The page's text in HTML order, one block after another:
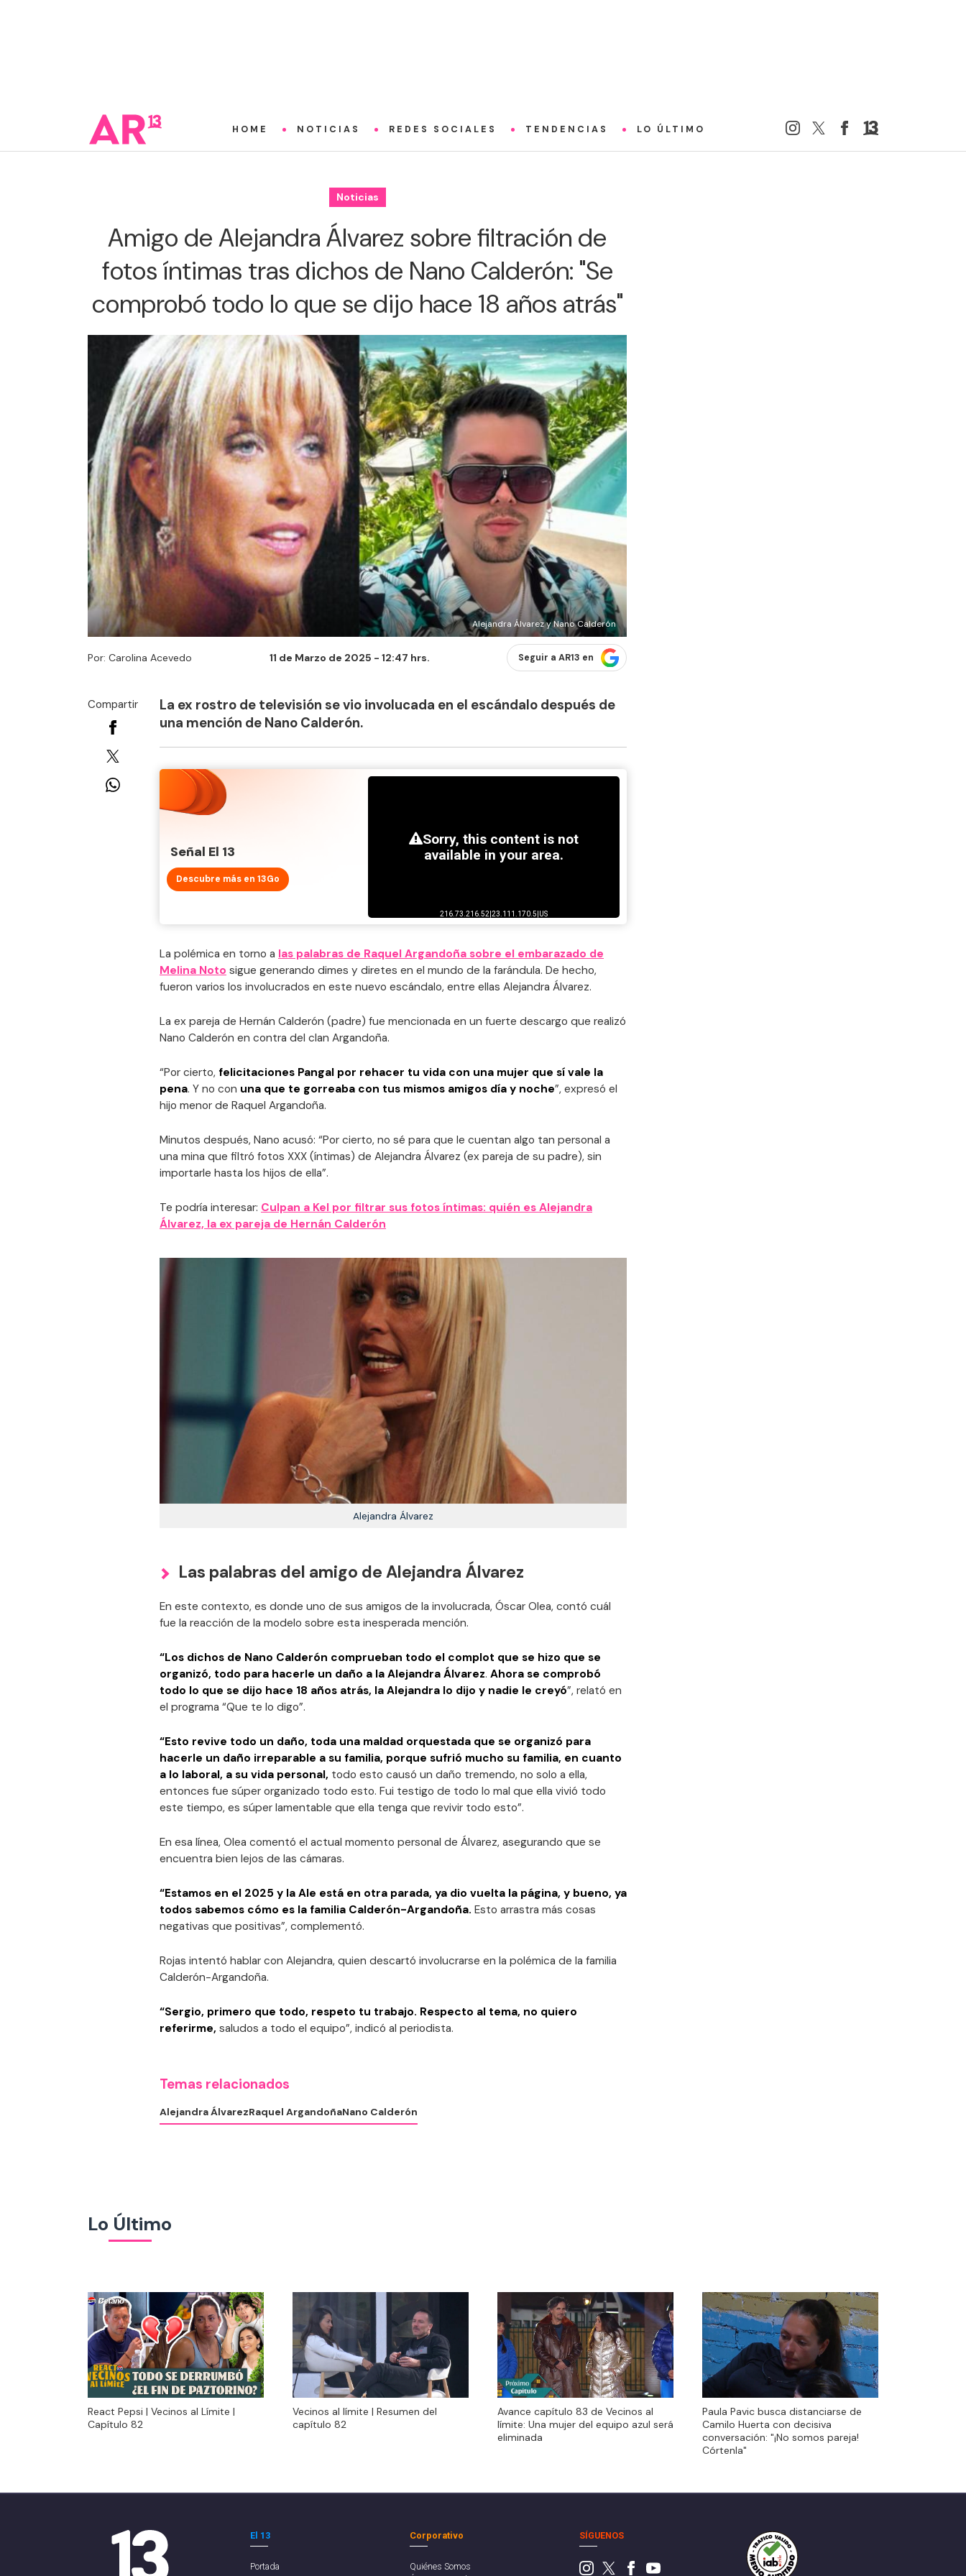
HOME NOTICIAS REDES SOCIALES TENDENCIAS LO ÚLTIMO
Noticias
Amigo de Alejandra Álvarez sobre filtración de
fotos íntimas tras dichos de Nano Calderón: "Se
comprobó todo lo que se dijo hace 18 años atrás"
Alejandra Álvarez y Nano Calderón
Por: Carolina Acevedo 11 de Marzo de 2025 - 12:47 hrs. Seguir a AR13 en
Compartir
La ex rostro de televisión se vio involucada en el escándalo después de
una mención de Nano Calderón.
Señal El 13
Descubre más en 13Go
La polémica en torno a las palabras de Raquel Argandoña sobre el embarazado de
Melina Noto sigue generando dimes y diretes en el mundo de la farándula. De hecho,
fueron varios los involucrados en este nuevo escándalo, entre ellas Alejandra Álvarez.
La ex pareja de Hernán Calderón (padre) fue mencionada en un fuerte descargo que realizó
Nano Calderón en contra del clan Argandoña.
“Por cierto, felicitaciones Pangal por rehacer tu vida con una mujer que sí vale la
pena. Y no con una que te gorreaba con tus mismos amigos día y noche”, expresó el
hijo menor de Raquel Argandoña.
Minutos después, Nano acusó: “Por cierto, no sé para que le cuentan algo tan personal a
una mina que filtró fotos XXX (íntimas) de Alejandra Álvarez (ex pareja de su padre), sin
importarle hasta los hijos de ella”.
Te podría interesar: Culpan a Kel por filtrar sus fotos íntimas: quién es Alejandra
Álvarez, la ex pareja de Hernán Calderón
Alejandra Álvarez
Las palabras del amigo de Alejandra Álvarez
En este contexto, es donde uno de sus amigos de la involucrada, Óscar Olea, contó cuál
fue la reacción de la modelo sobre esta inesperada mención.
“Los dichos de Nano Calderón comprueban todo el complot que se hizo que se
organizó, todo para hacerle un daño a la Alejandra Álvarez. Ahora se comprobó
todo lo que se dijo hace 18 años atrás, la Alejandra lo dijo y nadie le creyó”, relató en
el programa “Que te lo digo”.
“Esto revive todo un daño, toda una maldad orquestada que se organizó para
hacerle un daño irreparable a su familia, porque sufrió mucho su familia, en cuanto
a lo laboral, a su vida personal, todo esto causó un daño tremendo, no solo a ella,
entonces fue súper organizado todo esto. Fui testigo de todo lo mal que ella vivió todo
este tiempo, es súper lamentable que ella tenga que revivir todo esto”.
En esa línea, Olea comentó el actual momento personal de Álvarez, asegurando que se
encuentra bien lejos de las cámaras.
“Estamos en el 2025 y la Ale está en otra parada, ya dio vuelta la página, y bueno, ya
todos sabemos cómo es la familia Calderón-Argandoña. Esto arrastra más cosas
negativas que positivas”, complementó.
Rojas intentó hablar con Alejandra, quien descartó involucrarse en la polémica de la familia
Calderón-Argandoña.
“Sergio, primero que todo, respeto tu trabajo. Respecto al tema, no quiero
referirme, saludos a todo el equipo”, indicó al periodista.
Temas relacionados
Alejandra ÁlvarezRaquel ArgandoñaNano Calderón
Lo Último
Capítulo 82
React Pepsi | Vecinos al Límite |
Capítulo 82
capítulo 82
Vecinos al límite | Resumen del
capítulo 82
límite: Una mujer del equipo azul será
eliminada
Avance capítulo 83 de Vecinos al
límite: Una mujer del equipo azul será
eliminada
Camilo Huerta con decisiva
conversación: "¡No somos pareja!
Córtenla"
Paula Pavic busca distanciarse de
Camilo Huerta con decisiva
conversación: "¡No somos pareja!
Córtenla"
El 13
Portada
Corporativo
Quiénes Somos
SÍGUENOS